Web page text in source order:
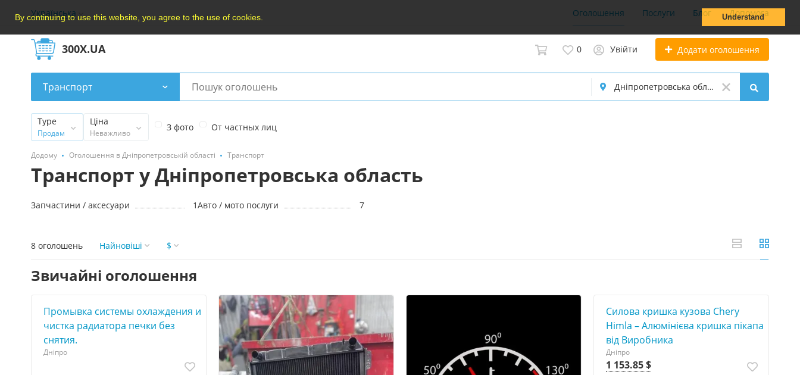
By continuing to use this website, you agree to the use of cookies. Understand
Українська Оголошення Послуги Блог Допомога
300X.UA 0 Увійти Додати оголошення
Транспорт
Type
Продам
Ціна
Неважливо
З фото От частных лиц
Додому Оголошення в Дніпропетровській області Транспорт
Транспорт у Дніпропетровська область
Запчастини / аксесуари 1Авто / мото послуги 7
8 оголошень Найновішi $
Звичайні оголошення
Промывка системы охлаждения и
чистка радиатора печки без
снятия.
Дніпро
Силова кришка кузова Chery
Himla – Алюмінієва кришка пікапа
від Виробника
Дніпро
1 153.85 $